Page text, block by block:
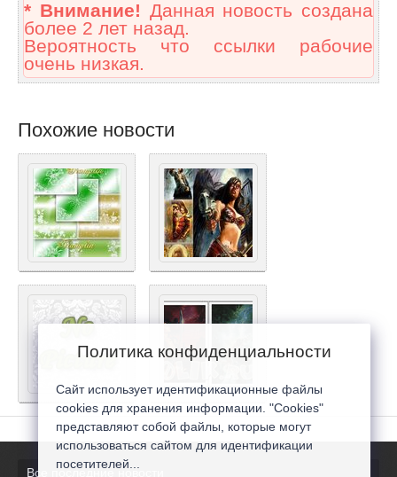
* Внимание! Данная новость создана
более 2 лет назад.
Вероятность что ссылки рабочие
очень низкая.
Похожие новости
Все последние новости
Политика конфиденциальности
Сайт использует идентификационные файлы
cookies для хранения информации. "Cookies"
представляют собой файлы, которые могут
использоваться сайтом для идентификации
посетителей...